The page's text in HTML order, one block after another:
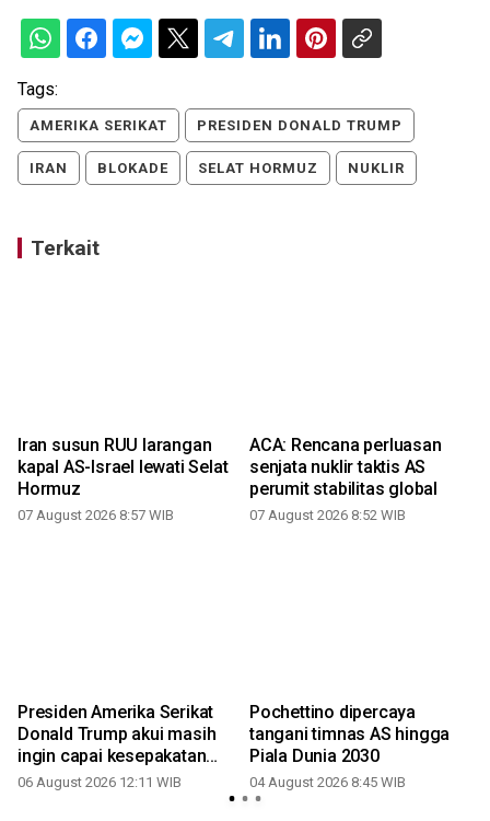
Tags:
AMERIKA SERIKAT PRESIDEN DONALD TRUMP
IRAN BLOKADE SELAT HORMUZ NUKLIR
Terkait
Iran susun RUU larangan
kapal AS-Israel lewati Selat
Hormuz
07 August 2026 8:57 WIB
ACA: Rencana perluasan
senjata nuklir taktis AS
perumit stabilitas global
07 August 2026 8:52 WIB
Presiden Amerika Serikat
Donald Trump akui masih
ingin capai kesepakatan
dengan Iran
06 August 2026 12:11 WIB
Pochettino dipercaya
tangani timnas AS hingga
Piala Dunia 2030
04 August 2026 8:45 WIB